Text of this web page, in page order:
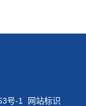
号-1 网站标识